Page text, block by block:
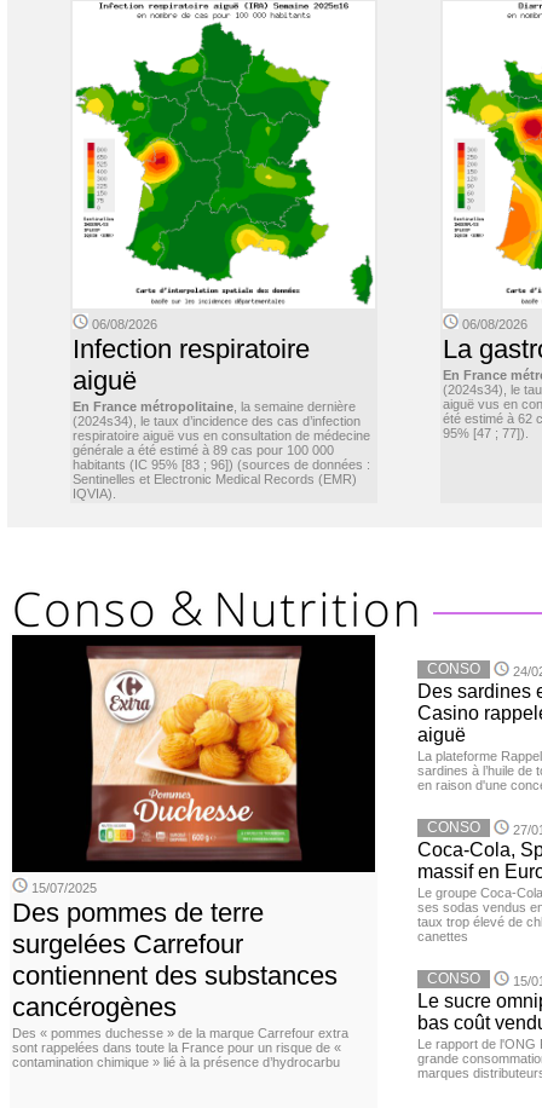
06/08/2026
Infection respiratoire
aiguë
En France métropolitaine , la semaine dernière
(2024s34), le taux d’incidence des cas d’infection
respiratoire aiguë vus en consultation de médecine
générale a été estimé à 89 cas pour 100 000
habitants (IC 95% [83 ; 96]) (sources de données :
Sentinelles et Electronic Medical Records (EMR)
IQVIA).
06/08/2026
La
En France
(2024s34), le
aiguë vus en
été estimé à 62
95% [47 ; 77]).
15/07/2025
Des pommes de terre
surgelées Carrefour
contiennent des substances
cancérogènes
Des « pommes duchesse » de la marque Carrefour extra
sont rappelées dans toute la France pour un risque de «
contamination chimique » lié à la présence d’hydrocarbu
CONSO 24/
Des sardines
Casino
aiguë
La plateforme
sardines à l’huile de
en raison d'une
CONSO 27/
Coca-Cola,
massif en
Le groupe Coca-
ses sodas vendus
taux trop élevé de
canettes
CONSO 15/
Le sucre
bas coût
Le rapport de l'ONG
grande
marques